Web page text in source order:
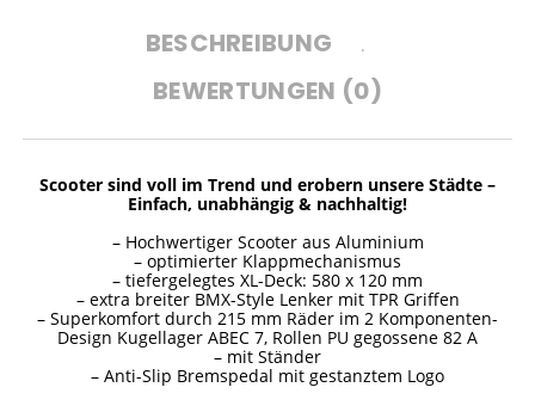
BESCHREIBUNG
BEWERTUNGEN (0)
Scooter sind voll im Trend und erobern unsere Städte –
Einfach, unabhängig & nachhaltig!
– Hochwertiger Scooter aus Aluminium
– optimierter Klappmechanismus
– tiefergelegtes XL-Deck: 580 x 120 mm
– extra breiter BMX-Style Lenker mit TPR Griffen
– Superkomfort durch 215 mm Räder im 2 Komponenten-
Design Kugellager ABEC 7, Rollen PU gegossene 82 A
– mit Ständer
– Anti-Slip Bremspedal mit gestanztem Logo